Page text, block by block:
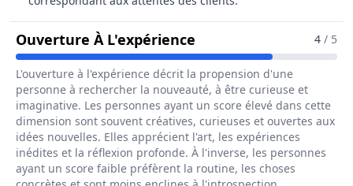
Ouverture À L'expérience Pour Le Métier De
4 / 5
L'ouverture à l'expérience décrit la propension d'une
personne à rechercher la nouveauté, à être curieuse et
imaginative. Les personnes ayant un score élevé dans cette
dimension sont souvent créatives, curieuses et ouvertes aux
idées nouvelles. Elles apprécient l'art, les expériences
inédites et la réflexion profonde. À l'inverse, les personnes
ayant un score faible préfèrent la routine, les choses